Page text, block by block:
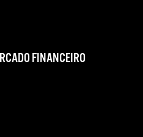
FINANCEIRO